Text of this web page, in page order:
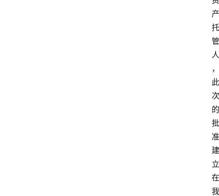
产
托
管
人
，
此
次
的
批
准
建
立
在
我